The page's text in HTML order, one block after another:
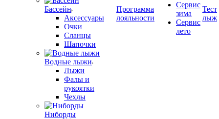
Бассейн
Аксессуары
Очки
Сланцы
Шапочки
Водные лыжи
Лыжи
Фалы и
рукоятки
Чехлы
Ниборды
Программа
лояльности
Сервис
зима
Сервис
лето
Тест
лыж